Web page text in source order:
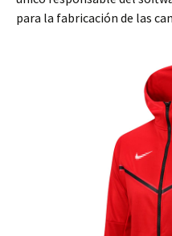
para la fabricación de las